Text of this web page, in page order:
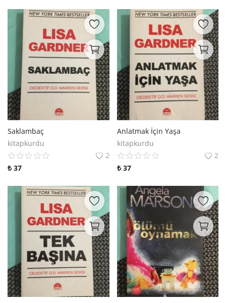
Saklambaç
kitapkurdu
2
₺ 37
Anlatmak İçin Yaşa
kitapkurdu
2
₺37